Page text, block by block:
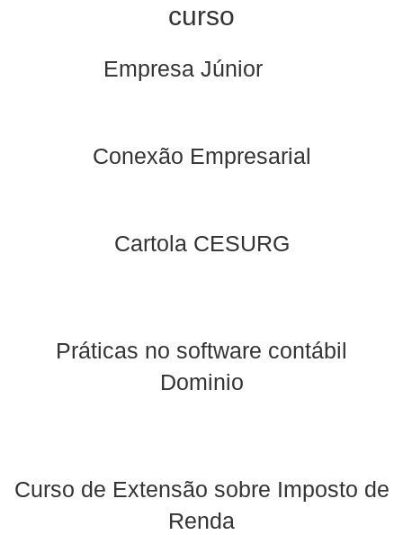
curso
Empresa Júnior
Conexão Empresarial
Cartola CESURG
Práticas no software contábil
Dominio
Curso de Extensão sobre Imposto de
Renda